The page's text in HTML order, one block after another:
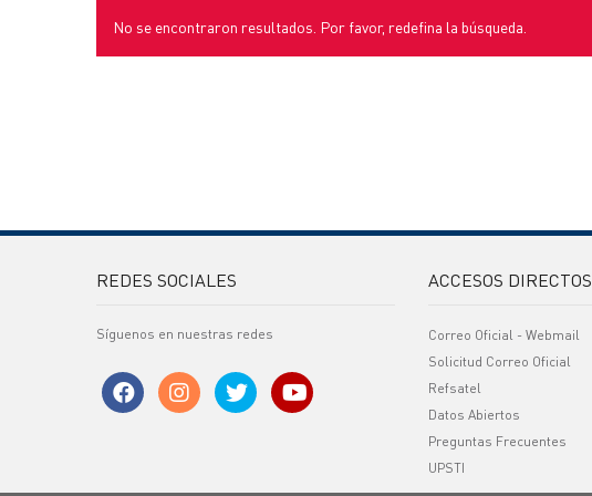
No se encontraron resultados. Por favor, redefina la búsqueda.
REDES SOCIALES
Síguenos en nuestras redes
ACCESOS DIRECTOS
Correo Oficial - Webmail
Solicitud Correo Oficial
Refsatel
Datos Abiertos
Preguntas Frecuentes
UPSTI